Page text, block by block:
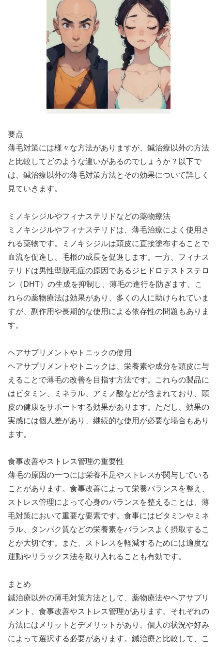
要点
薄毛対策には様々な方法がありますが、鍼治療以外の方法
と比較してどのような違いがあるのでしょうか？以下で
は、鍼治療以外の薄毛対策方法とその効果について詳しく
見ていきます。
ミノキシジルやフィナステリドなどの薬物療法
ミノキシジルやフィナステリドは、薄毛治療によく使用さ
れる薬物です。ミノキシジルは頭皮に直接塗布することで
血流を促進し、毛根の成長を促進します。一方、フィナス
テリドは男性型脱毛症の原因であるジヒドロテストステロ
ン（DHT）の生成を抑制し、薄毛の進行を防ぎます。こ
れらの薬物療法は効果があり、多くの人に助けられていま
すが、副作用や長期的な使用による依存性の問題もありま
す。
ヘアサプリメントやトニックの使用
ヘアサプリメントやトニックは、栄養素や成分を頭皮に与
えることで薄毛の改善を目指す方法です。これらの製品に
はビタミン、ミネラル、アミノ酸などが含まれており、頭
皮の健康をサポートする効果があります。ただし、効果の
実感には個人差があり、継続的な使用が必要な場合もあり
ます。
食事改善やストレス管理の重要性
薄毛の原因の一つには栄養不足やストレスが関与している
ことがあります。食事改善によって栄養バランスを整え、
ストレス管理によって心身のバランスを整えることは、薄
毛対策において重要な要素です。食事にはビタミンやミネ
ラル、タンパク質などの栄養素をバランスよく摂取するこ
とが大切です。また、ストレスを軽減するためには適度な
運動やリラックス法を取り入れることも有効です。
まとめ
鍼治療以外の薄毛対策方法として、薬物療法やヘアサプリ
メント、食事改善やストレス管理があります。それぞれの
方法にはメリットとデメリットがあり、個人の状況や好み
によって選択する必要があります。鍼治療と比較して、こ